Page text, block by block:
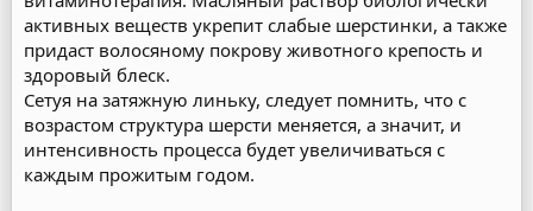
активных веществ укрепит слабые шерстинки, а также
придаст волосяному покрову животного крепость и
здоровый блеск.
Сетуя на затяжную линьку, следует помнить, что с
возрастом структура шерсти меняется, а значит, и
интенсивность процесса будет увеличиваться с
каждым прожитым годом.